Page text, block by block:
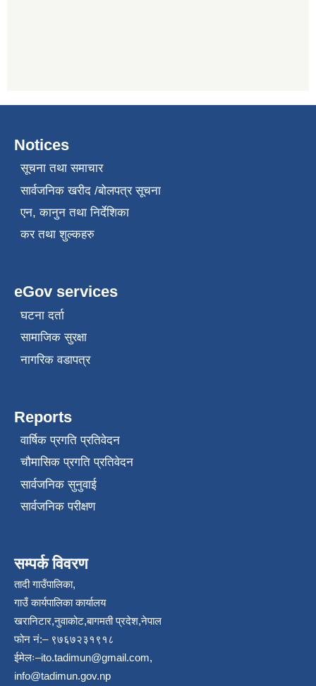
Notices
सूचना तथा समाचार
सार्वजनिक खरीद /बोलपत्र सूचना
एन, कानुन तथा निर्देशिका
कर तथा शुल्कहरु
eGov services
घटना दर्ता
सामाजिक सुरक्षा
नागरिक वडापत्र
Reports
वार्षिक प्रगति प्रतिवेदन
चौमासिक प्रगति प्रतिवेदन
सार्वजनिक सुनुवाई
सार्वजनिक परीक्षण
सम्पर्क विवरण
तादी गाउँपालिका,
गाउँ कार्यपालिका कार्यालय
खरानिटार,नुवाकोट,बागमती प्रदेश,नेपाल
फोन नं:– ९७६७२३१९१८
ईमेलः–ito.tadimun@gmail.com,
info@tadimun.gov.np